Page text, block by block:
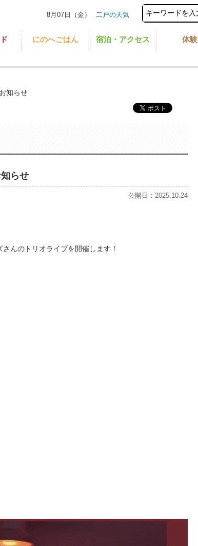
8月07日（金） 二戸の天気
にのへごはん 宿泊・アクセス 体験
知らせ
らせ
公開日：2025.10.24
んのトリオライブを開催します！